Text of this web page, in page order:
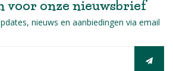
voor onze nieuwsbrief
nieuws en aanbiedingen via email